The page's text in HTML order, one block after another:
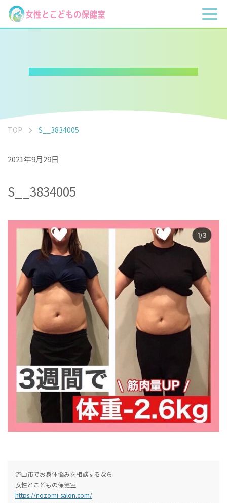
TOP S__3834005
2021年9月29日
S__3834005
流山市でお身体悩みを相談するなら
女性とこどもの保健室
https://nozomi-salon.com/